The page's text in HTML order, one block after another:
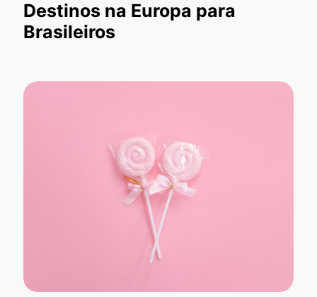
Destinos na Europa para
Brasileiros